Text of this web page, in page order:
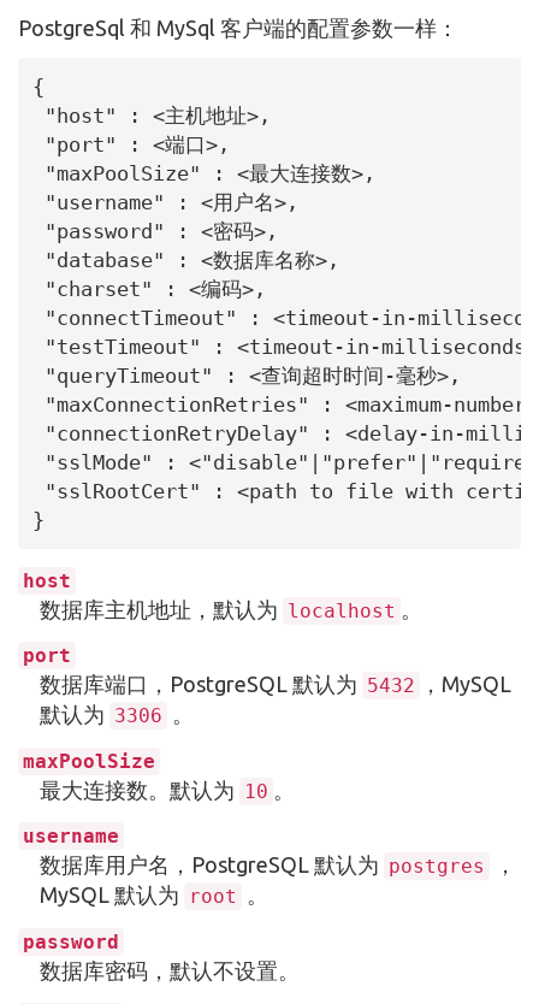
PostgreSql 和 MySql 客户端的配置参数一样：
{
"host" : <主机地址>,
"port" : <端口>,
"maxPoolSize" : <最大连接数>,
"username" : <用户名>,
"password" : <密码>,
"database" : <数据库名称>,
"charset" : <编码>,
"connectTimeout" : <timeout-in-
"testTimeout" : <timeout-in-
"queryTimeout" : <查询超时时间-毫秒>,
"maxConnectionRetries" : <maximum-
"connectionRetryDelay" : <delay-in-
"sslMode" :
"sslRootCert" : <path to file with
}
host
数据库主机地址，默认为 localhost
port
数据库端口，PostgreSQL 默认为 5432
，MySQL
默认为 3306 。
maxPoolSize
最大连接数。默认为 10
username
数据库用户名，PostgreSQL 默认为 postgres
，
MySQL 默认为 root 。
password
数据库密码，默认不设置。